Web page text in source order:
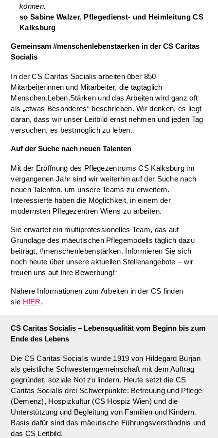
können.
so Sabine Walzer, Pflegedienst- und Heimleitung CS
Kalksburg
Gemeinsam #menschenlebenstaerken in der CS Caritas
Socialis
In der CS Caritas Socialis arbeiten über 850
Mitarbeiterinnen und Mitarbeiter, die tagtäglich
Menschen.Leben.Stärken und das Arbeiten wird ganz oft
als „etwas Besonderes“ beschrieben. Wir denken, es liegt
daran, dass wir unser Leitbild ernst nehmen und jeden Tag
versuchen, es bestmöglich zu leben.
Auf der Suche nach neuen Talenten
Mit der Eröffnung des Pflegezentrums CS Kalksburg im
vergangenen Jahr sind wir weiterhin auf der Suche nach
neuen Talenten, um unsere Teams zu erweitern.
Interessierte haben die Möglichkeit, in einem der
modernsten Pflegezentren Wiens zu arbeiten.
Sie erwartet ein multiprofessionelles Team, das auf
Grundlage des mäeutischen Pflegemodells täglich dazu
beiträgt, #menschenlebenstärken. Informieren Sie sich
noch heute über unsere aktuellen Stellenangebote – wir
freuen uns auf Ihre Bewerbung!“
Nähere Informationen zum Arbeiten in der CS finden
sie HIER.
CS Caritas Socialis – Lebensqualität vom Beginn bis zum
Ende des Lebens
Die CS Caritas Socialis wurde 1919 von Hildegard Burjan
als geistliche Schwesterngemeinschaft mit dem Auftrag
gegründet, soziale Not zu lindern. Heute setzt die CS
Caritas Socialis drei Schwerpunkte: Betreuung und Pflege
(Demenz), Hospizkultur (CS Hospiz Wien) und die
Unterstützung und Begleitung von Familien und Kindern.
Basis dafür sind das mäeutische Führungsverständnis und
das CS Leitbild.